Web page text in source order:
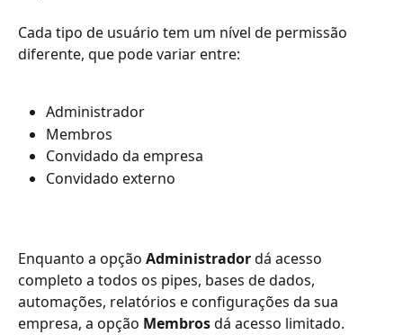
Cada tipo de usuário tem um nível de permissão
diferente, que pode variar entre:
Administrador
Membros
Convidado da empresa
Convidado externo
Enquanto a opção Administrador dá acesso
completo a todos os pipes, bases de dados,
automações, relatórios e configurações da sua
empresa, a opção Membros dá acesso limitado.